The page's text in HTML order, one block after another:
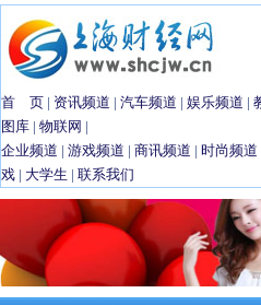
首 页 | 资讯频道 | 汽车频道 | 娱乐频道 |
图库 | 物联网 |
企业频道 | 游戏频道 | 商讯频道 | 时尚频道
戏 | 大学生 | 联系我们